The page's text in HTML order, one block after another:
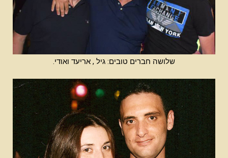
שלושה חברים טובים: גיל , אריעד ואודי.